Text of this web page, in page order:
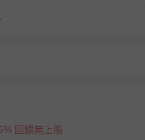
回饋無上限